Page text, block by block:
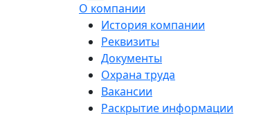
О компании
История компании
Реквизиты
Документы
Охрана труда
Вакансии
Раскрытие информации